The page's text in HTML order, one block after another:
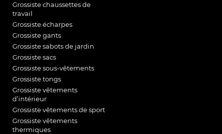
Grossiste chaussettes de
travail
Grossiste écharpes
Grossiste gants
Grossiste sabots de jardin
Grossiste sacs
Grossiste sous-vêtements
Grossiste tongs
Grossiste vêtements
d’intérieur
Grossiste vêtements de sport
Grossiste vêtements
thermiques